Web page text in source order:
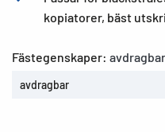
kopiatorer, bäst
Fästegenskaper: avdragbar
avdragbar